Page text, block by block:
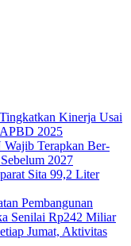
Kinerja Usai
2025
Wajib Terapkan Ber-
2027
Sita 99,2 Liter
Pembangunan
Senilai Rp242 Miliar
Jumat, Aktivitas